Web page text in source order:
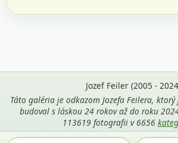
Jozef Feiler (2005 -
Táto galéria je odkazom Jozefa Feilera,
budoval s láskou 24 rokov až do roku
113619 fotografii v 6656
Použitie fotografií z tejto stránky je